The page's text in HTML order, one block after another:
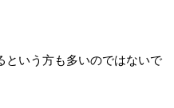
という方も多いのではないで